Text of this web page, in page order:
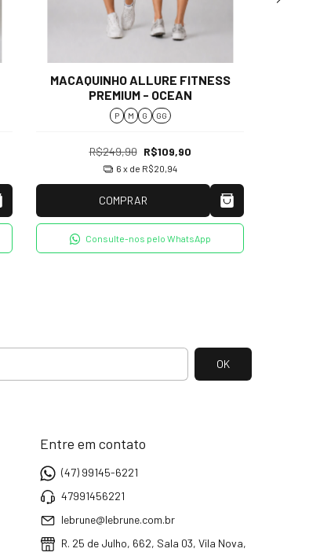
MACAQUINHO ALLURE FITNESS
PREMIUM - OCEAN
P M G GG
R$249,90 R$109,90
6 x de R$20,94
COMPRAR
Consulte-nos pelo WhatsApp
Entre em contato
(47) 99145-6221
47991456221
lebrune@lebrune.com.br
R. 25 de Julho, 662, Sala 03, Vila Nova,